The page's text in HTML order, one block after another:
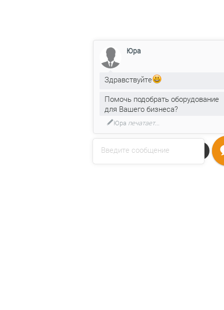
Напишите нам
Введите сообщение
Юра
Здравствуйте
Помочь подобрать оборудование
для Вашего бизнеса?
Юра печатает...